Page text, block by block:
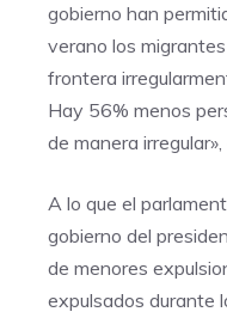
gobierno han
verano los
frontera
Hay 56% menos
de manera irregular»,
A lo que el
gobierno del
de menores
expulsados durante